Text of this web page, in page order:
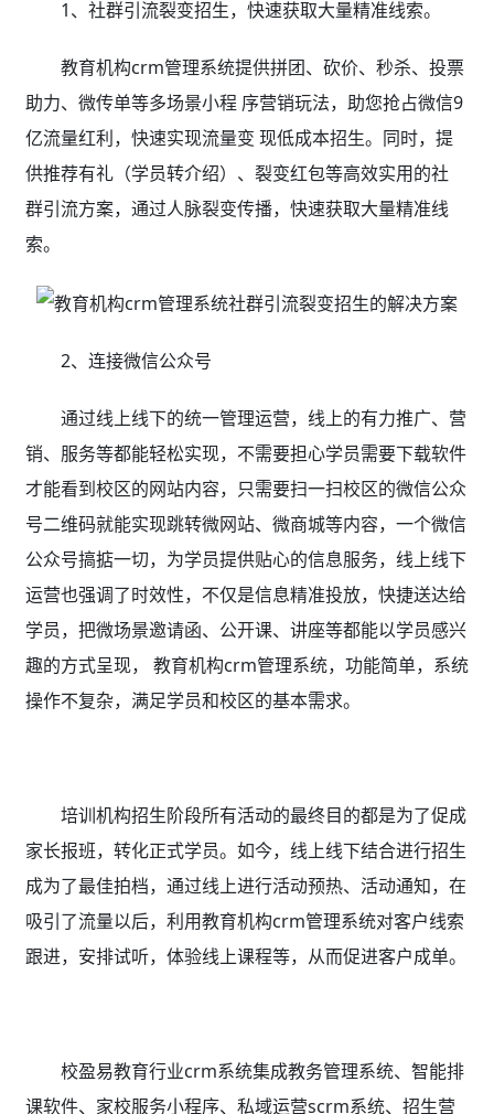
1、社群引流裂变招生，快速获取大量精准线索。
教育机构crm管理系统提供拼团、砍价、秒杀、投票
助力、微传单等多场景小程 序营销玩法，助您抢占微信9
亿流量红利，快速实现流量变 现低成本招生。同时，提
供推荐有礼（学员转介绍）、裂变红包等高效实用的社
群引流方案，通过人脉裂变传播，快速获取大量精准线
索。
2、连接微信公众号
通过线上线下的统一管理运营，线上的有力推广、营
销、服务等都能轻松实现，不需要担心学员需要下载软件
才能看到校区的网站内容，只需要扫一扫校区的微信公众
号二维码就能实现跳转微网站、微商城等内容，一个微信
公众号搞掂一切，为学员提供贴心的信息服务，线上线下
运营也强调了时效性，不仅是信息精准投放，快捷送达给
学员，把微场景邀请函、公开课、讲座等都能以学员感兴
趣的方式呈现， 教育机构crm管理系统，功能简单，系统
操作不复杂，满足学员和校区的基本需求。
培训机构招生阶段所有活动的最终目的都是为了促成
家长报班，转化正式学员。如今，线上线下结合进行招生
成为了最佳拍档，通过线上进行活动预热、活动通知，在
吸引了流量以后，利用教育机构crm管理系统对客户线索
跟进，安排试听，体验线上课程等，从而促进客户成单。
校盈易教育行业crm系统集成教务管理系统、智能排
课软件、家校服务小程序、私域运营scrm系统、招生营